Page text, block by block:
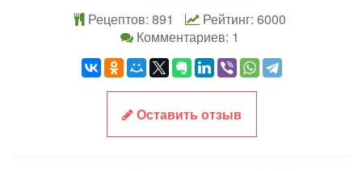
Рецептов: 891
Рейтинг: 6000
Комментариев: 1
Оставить отзыв